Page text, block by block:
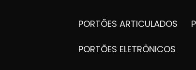
PORTÕES ARTICULADOS
PORTÕES ELETRÔNICOS